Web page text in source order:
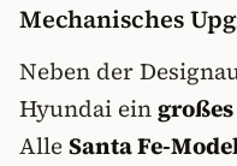
Mechanisches
Neben der
Hyundai ein
AlleSanta Fe-